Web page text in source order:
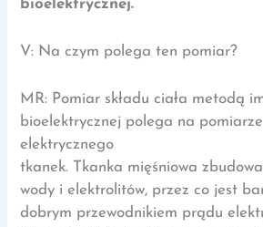
bioelektrycznej.
V: Na czym polega ten pomiar?
MR: Pomiar składu ciała metodą
bioelektrycznej polega na
elektrycznego
tkanek. Tkanka mięśniowa
wody i elektrolitów, przez co jest
dobrym przewodnikiem prądu